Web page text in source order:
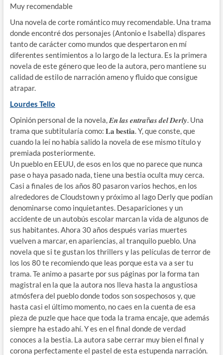
Muy recomendable
Una novela de corte romántico muy recomendable. Una trama
donde encontré dos personajes (Antonio e Isabella) dispares
tanto de carácter como mundos que despertaron en mí
diferentes sentimientos a lo largo de la lectura. Es la primera
novela de este género que leo de la autora, pero mantiene su
calidad de estilo de narración ameno y fluido que consigue
atrapar.
Lourdes Tello
Opinión personal de la novela, 𝑬𝒏 𝒍𝒂𝒔 𝒆𝒏𝒕𝒓𝒂ñ𝒂𝒔 𝒅𝒆𝒍 𝑫𝒆𝒓𝒍𝒚. Una
trama que subtitularía como: 𝐋𝐚 𝐛𝐞𝐬𝐭𝐢𝐚. Y, que conste, que
cuando la leí no había salido la novela de ese mismo título y
premiada posteriormente.
Un pueblo en EEUU, de esos en los que no parece que nunca
pase o haya pasado nada, tiene una bestia oculta muy cerca.
Casi a finales de los años 80 pasaron varios hechos, en los
alrededores de Cloudstown y próximo al lago Derly que podían
denominarse como inquietantes. Desapariciones y un
accidente de un autobús escolar marcan la vida de algunos de
sus habitantes. Ahora 30 años después varias muertes
vuelven a marcar, en apariencias, al tranquilo pueblo. Una
novela que si te gustan los thrillers y las películas de terror de
los los 80 te recomiendo que leas porque esta va a ser tu
trama. Te animo a pasarte por sus páginas por la forma tan
magistral en la que la autora nos lleva hasta la angustiosa
atmósfera del pueblo donde todos son sospechosos y, que
hasta casi el último momento, no caes en la cuenta de esa
pieza de puzle que hace que toda la trama encaje, que además
siempre ha estado ahí. Y es en el final donde de verdad
conoces a la bestia. La autora sabe cerrar muy bien el final y
corona perfectamente el pastel de esta estupenda narración.